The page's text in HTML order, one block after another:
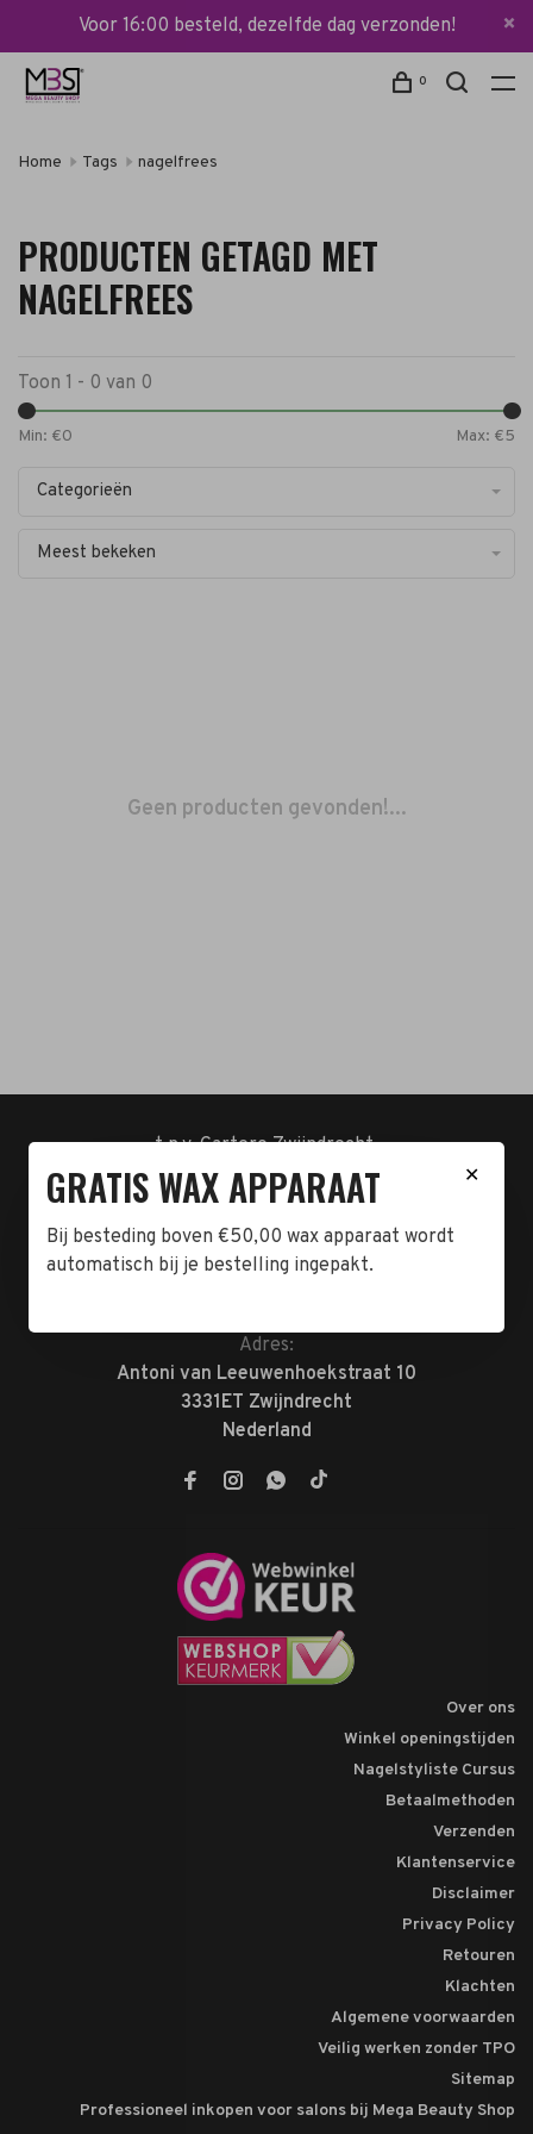
Voor 16:00 besteld, dezelfde dag verzonden!
0
Home Tags nagelfrees
PRODUCTEN GETAGD MET
NAGELFREES
Toon 1 - 0 van 0
Min: €0 Max: €5
Categorieën
Meest bekeken
Geen producten gevonden!...
t.n.v. Cartero Zwijndrecht.
IBAN : NL23ABNA0478555466
BTW-NL858962676B01
KVK-72047070
Adres:
Antoni van Leeuwenhoekstraat 10
3331ET Zwijndrecht
Nederland
Over ons
Winkel openingstijden
Nagelstyliste Cursus
Betaalmethoden
Verzenden
Klantenservice
Disclaimer
Privacy Policy
Retouren
Klachten
Algemene voorwaarden
Veilig werken zonder TPO
Sitemap
Professioneel inkopen voor salons bij Mega Beauty Shop
✕
GRATIS WAX APPARAAT
Bij besteding boven €50,00 wax apparaat wordt
automatisch bij je bestelling ingepakt.